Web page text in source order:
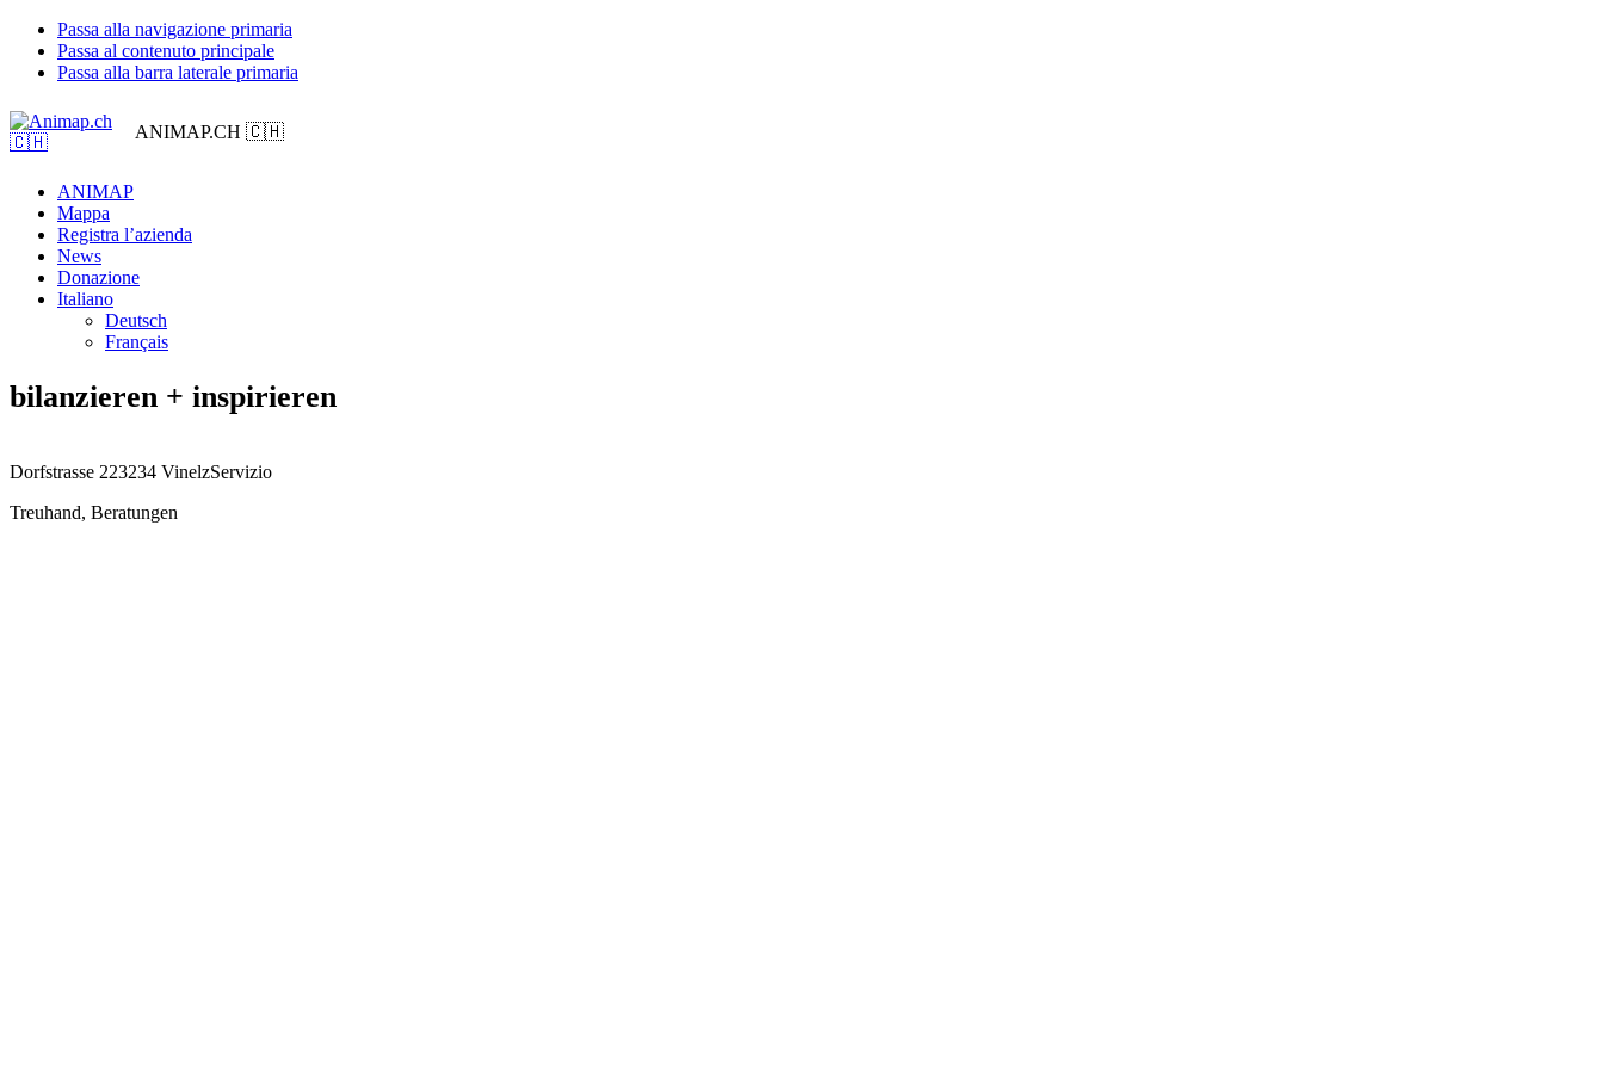
Passa alla navigazione primaria
Passa al contenuto principale
Passa alla barra laterale primaria
ANIMAP.CH 🇨🇭
ANIMAP
Mappa
Registra l’azienda
News
Donazione
Italiano
Deutsch
Français
bilanzieren + inspirieren
Dorfstrasse 223234 VinelzServizio
Treuhand, Beratungen